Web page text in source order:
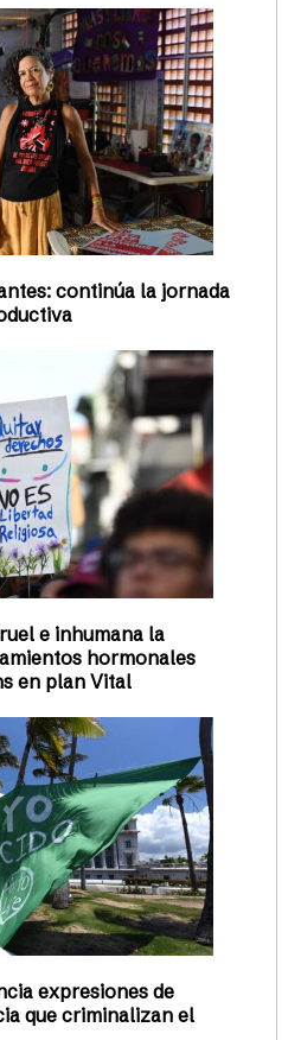
la
las terapias de
Puerto Rico
dijo que la decisión del
Estados Unidos no ordena
estatal sobre el tema
2026
NUESTRO
MENSUAL
DONACIÓN EN